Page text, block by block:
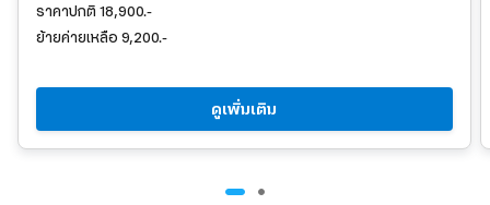
ราคาปกติ 18,900.-
ย้ายค่ายเหลือ 9,200.-
ดูเพิ่มเติม